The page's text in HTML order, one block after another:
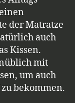
der Matratze
auch
Kissen.
mit
um auch
bekommen.